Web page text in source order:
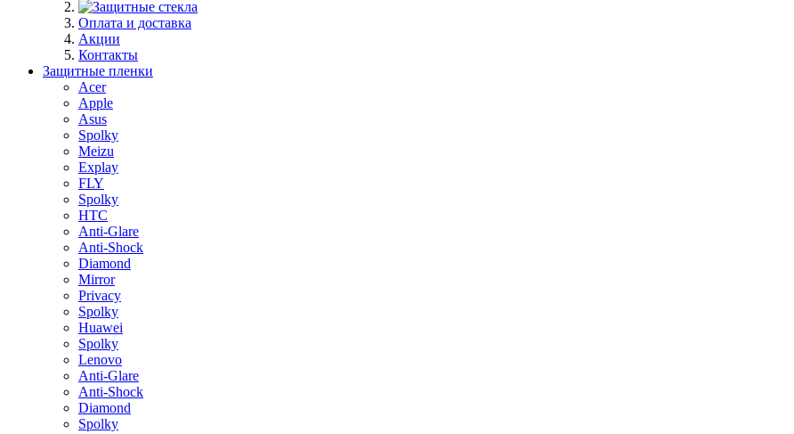
Оплата и доставка
Акции
Контакты
Защитные пленки
Acer
Apple
Asus
Spolky
Meizu
Explay
FLY
Spolky
HTC
Anti-Glare
Anti-Shock
Diamond
Mirror
Privacy
Spolky
Huawei
Spolky
Lenovo
Anti-Glare
Anti-Shock
Diamond
Spolky